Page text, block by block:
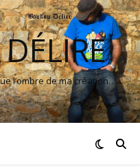
l’ombre de ma création…